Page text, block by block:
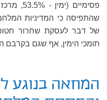
שהתפיסה כי המדיניות
של דבר לעסקת שחרור
תומכי הימין, אף שגם בקרבם
המחאה בנוגע